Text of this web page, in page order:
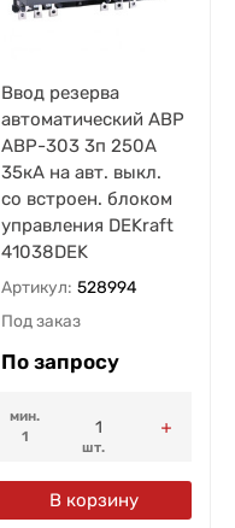
Ввод резерва
автоматический АВР
АВР-303 3п 250А
35кА на авт. выкл.
со встроен. блоком
управления DEKraft
41038DEK
Артикул: 528994
Под заказ
По запросу
мин.
1
шт.
В корзину